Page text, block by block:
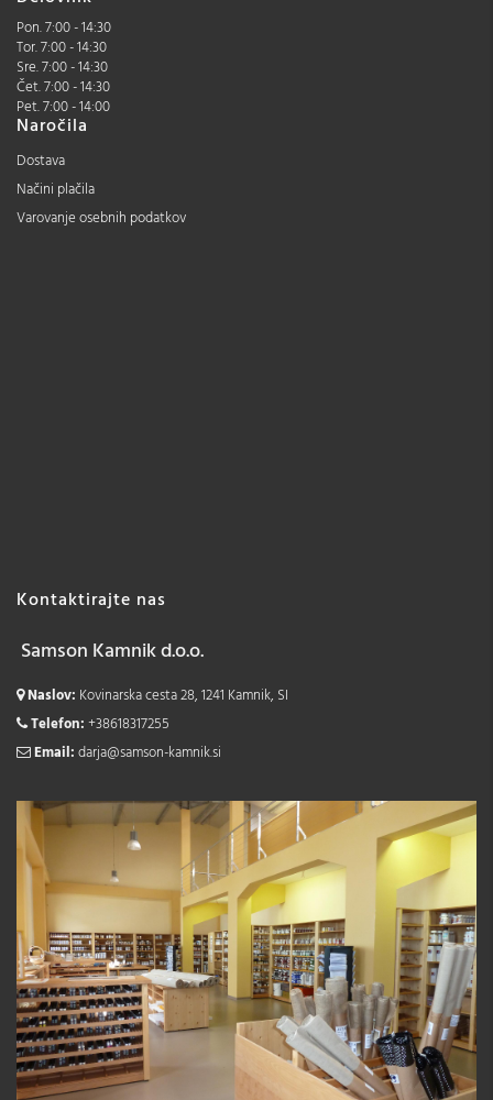
Pon. 7:00 - 14:30
Tor. 7:00 - 14:30
Sre. 7:00 - 14:30
Čet. 7:00 - 14:30
Pet. 7:00 - 14:00
Naročila
Dostava
Načini plačila
Varovanje osebnih podatkov
Kontaktirajte nas
Samson Kamnik d.o.o.
Naslov: Kovinarska cesta 28, 1241 Kamnik, SI
Telefon:+38618317255
Email:darja@samson-kamnik.si